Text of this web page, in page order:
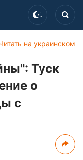
Читать на украинском
Туск
о
с